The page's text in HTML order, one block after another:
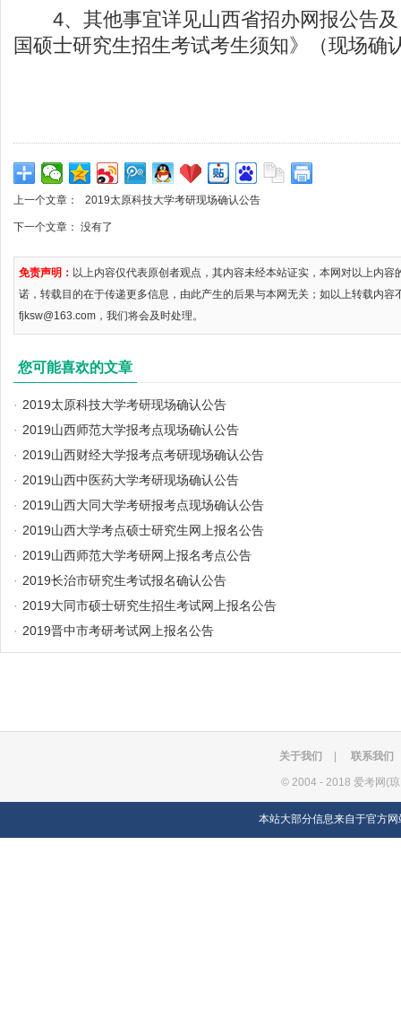
4、其他事宜详见山西省招办网报公告及
国硕士研究生招生考试考生须知》（现场确
上一个文章： 2019太原科技大学考研现场确认公告
下一个文章： 没有了
免责声明： 以上内容仅代表原创者观点，其内容未经本站证实，本网对以上内
诺，转载目的在于传递更多信息，由此产生的后果与本网无关；如以上转载内容
fjksw@163.com，我们将会及时处理。
您可能喜欢的文章
· 2019太原科技大学考研现场确认公告
· 2019山西师范大学报考点现场确认公告
· 2019山西财经大学报考点考研现场确认公告
· 2019山西中医药大学考研现场确认公告
· 2019山西大同大学考研报考点现场确认公告
· 2019山西大学考点硕士研究生网上报名公告
· 2019山西师范大学考研网上报名考点公告
· 2019长治市研究生考试报名确认公告
· 2019大同市硕士研究生招生考试网上报名公告
· 2019晋中市考研考试网上报名公告
关于我们 联系我们
© 2004 - 2018 爱考网(
本站大部分信息来自于官方